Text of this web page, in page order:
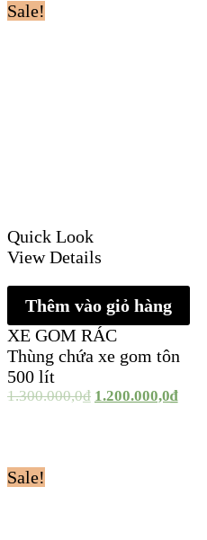
Sale!
Quick Look
View Details
Thêm vào giỏ hàng
XE GOM RÁC
Thùng chứa xe gom tôn
500 lít
1.300.000,0₫ 1.200.000,0₫
Sale!